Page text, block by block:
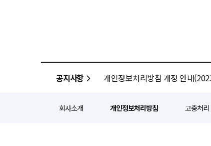
공지사항 개인정보처리방침 개정 안내
회사소개 개인정보처리방침 고충처리